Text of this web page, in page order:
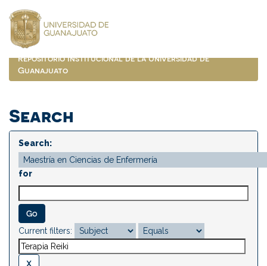
navigation
Repositorio Institucional de la Universidad de
Guanajuato
Search
Search:
for
Current filters: